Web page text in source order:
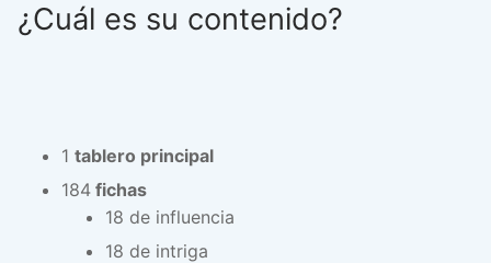
¿Cuál es su contenido?
1 tablero principal
184 fichas
18 de influencia
18 de intriga